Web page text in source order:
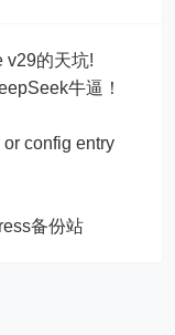
v29的天坑!
牛逼！
config entry
备份站